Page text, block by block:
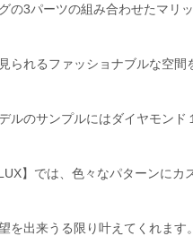
の3パーツの組み合わせたマリッ
られるファッショナブルな空間
ルのサンプルにはダイヤモン
】では、色々なパターンにカ
を出来うる限り叶えてくれます。